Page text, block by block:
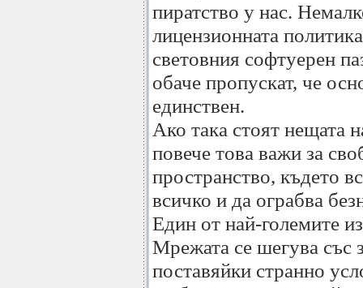
пиратство у нас.
лицензионната
световния софтуерен
обаче пропускат, че
единствен.
Ако така стоят нещата
повече това важи за
пространство, където
всичко и да ограбва
Един от най-големите
Мрежата се шегува със
поставяйки странно